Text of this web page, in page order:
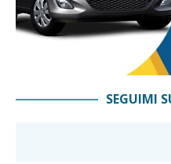
SEGUIMI